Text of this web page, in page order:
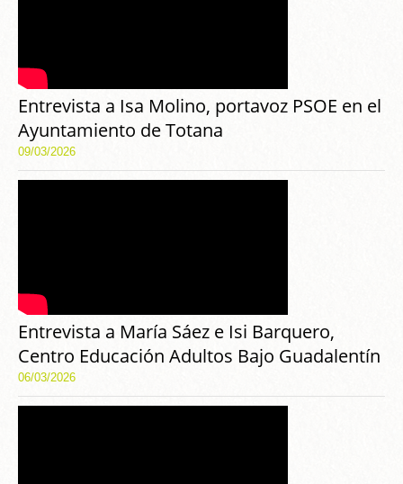
Entrevista a Isa Molino, portavoz PSOE en el
Ayuntamiento de Totana
09/03/2026
Entrevista a María Sáez e Isi Barquero,
Centro Educación Adultos Bajo Guadalentín
06/03/2026